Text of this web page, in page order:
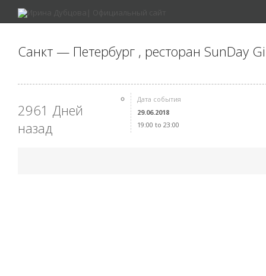
Санкт — Петербург , ресторан SunDay
2961 Дней
назад
Дата события
29.06.2018
19:00 to 23:00